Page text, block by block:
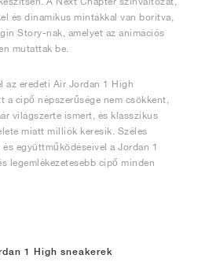
és dinamikus mintákkal van borítva,
Story-nak, amelyet az animációs
mutattak be.
az eredeti Air Jordan 1 High
a cipő népszerűsége nem csökkent,
világszerte ismert, és klasszikus
miatt milliók keresik. Széles
együttműködéseivel a Jordan 1
legemlékezetesebb cipő minden
1 High sneakerek